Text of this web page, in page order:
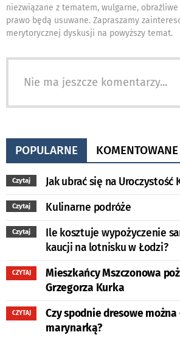
niezwiązane z tematem, wulgarne,
prawo będą usuwane. Zapraszamy
merytorycznej dyskusji na powyższy temat.
Nie ma jeszcze komentarzy...
POPULARNE KOMENTOWANE
Czytaj Jak ubrać się na Uroczystość
Czytaj Kulinarne podróże
Czytaj
Ile kosztuje wypożyczenie
kaucji na lotnisku w Łodzi?
CZYTAJ
Mieszkańcy Mszczonowa
Grzegorza Kurka
CZYTAJ
Czy spodnie dresowe można
marynarką?